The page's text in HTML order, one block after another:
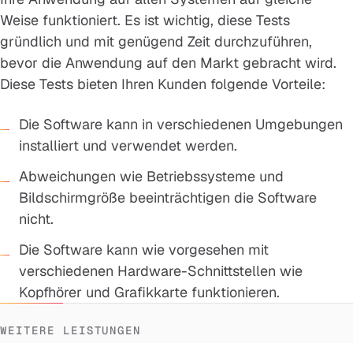
Weise funktioniert. Es ist wichtig, diese Tests
gründlich und mit genügend Zeit durchzuführen,
bevor die Anwendung auf den Markt gebracht wird.
Diese Tests bieten Ihren Kunden folgende Vorteile:
Die Software kann in verschiedenen Umgebungen
installiert und verwendet werden.
Abweichungen wie Betriebssysteme und
Bildschirmgröße beeinträchtigen die Software
nicht.
Die Software kann wie vorgesehen mit
verschiedenen Hardware-Schnittstellen wie
Kopfhörer und Grafikkarte funktionieren.
WEITERE LEISTUNGEN